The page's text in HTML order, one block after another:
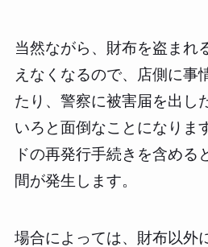
当然ながら、財布を盗まれ
えなくなるので、店側に事
たり、警察に被害届を出し
いろと面倒なことになりま
ドの再発行手続きを含める
間が発生します。
場合によっては、財布以外